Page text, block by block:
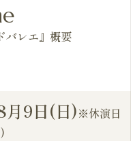
バレエ』概要
9日(日)※休演日